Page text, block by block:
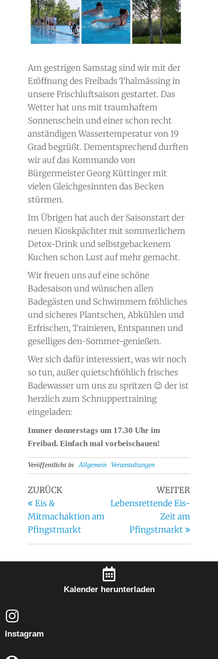
Am gestrigen Samstag sind wir mit der
Eröffnung des Freibads Thalmässing in
unsere Frischluftsaison gestartet. Das
Wetter hat uns mit traumhaftem
Sonnenschein und einer schon recht
anständigen Wassertemperatur von 19
Grad begrüßt. Dementsprechend durften
wir auf das Kommando von
Bürgermeister Georg Küttinger mit
vielen Gleichgesinnten das Becken
stürmen.
Im Übrigen hat auch der Saisonstart der
neuen Kioskpächter mit sommerlichem
Detox-Drink und selbstgebackenem
Kuchen schon Lust auf mehr gemacht.
Wir freuen uns auf eine schöne
Badesaison und wünschen allen
Badegästen und Schwimmern fröhliches
und sicheres Plantschen, Abkühlen und
Erfrischen, Trainieren, Entspannen und
geselliges den-Sommer-genießen.
Wer sich dafür interessiert, was wir noch
so tun, außer quietschfröhlich frisches
Badewasser um uns zu spritzen 😉 der ist
herzlich zum Schnuppertraining
eingeladen:
Immer donnerstags um 17.30 Uhr im
Freibad. Einfach mal vorbeischauen!
Veröffentlicht in Allgemein Veranstaltungen
ZURÜCK
Eis &
Mitmachaktion am
Pfingstmarkt
WEITER
Lebensrettende Eis-
Zeit am
Pfingstmarkt
Kalender herunterladen
Instagram